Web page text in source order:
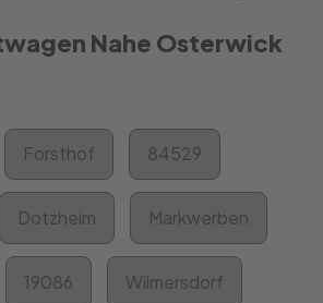
Nahe Osterwick
Forsthof 84529
Dotzheim Markwerben
19086 Wilmersdorf